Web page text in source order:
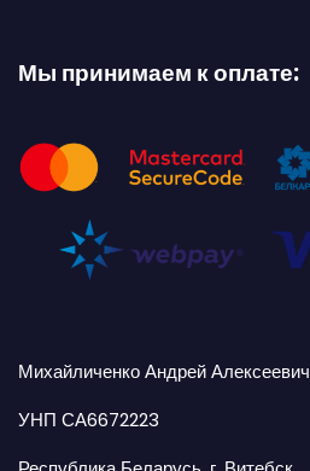
Мы принимаем к оплате:
Михайличенко Андрей Алексеевич
УНП СА6672223